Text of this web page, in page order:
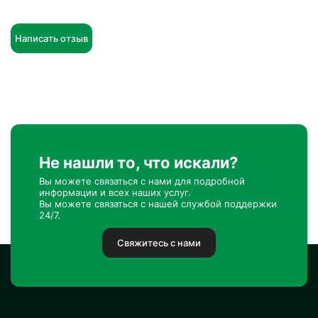
Написать отзыв
Не нашли то, что искали?
Вы можете связаться с нами для подробной
информации и всех наших услуг.
Вы можете связаться с нашей службой поддержки
24/7.
Свяжитесь с нами